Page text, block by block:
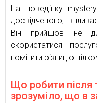
На поведінку
досвідченого,
Він прийшов не
скористатися
помітити різницю
Що робити після
зрозуміло, що в